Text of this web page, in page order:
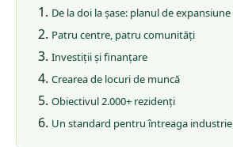
De la doi la șase: planul de expansiune
Patru centre, patru comunități
Investiții și finanțare
Crearea de locuri de muncă
Obiectivul 2.000+ rezidenți
Un standard pentru întreaga industrie